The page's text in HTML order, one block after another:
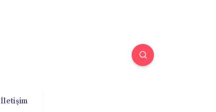
İletişim